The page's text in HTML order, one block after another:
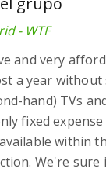
- WTF
and very
a year
hand) TVs
fixed
within
We're